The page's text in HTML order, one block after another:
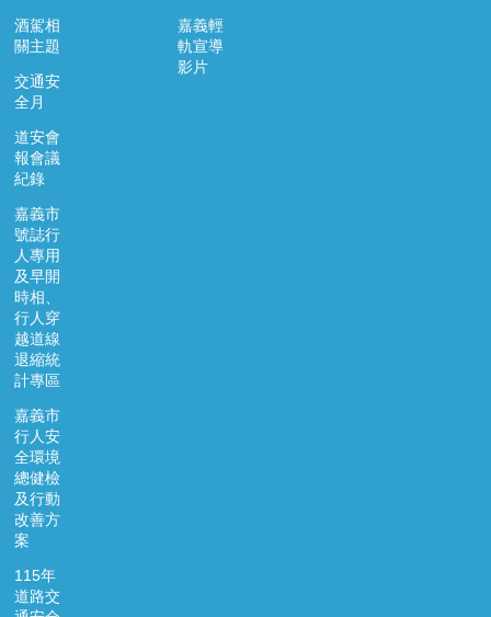
酒駕相
關主題
交通安
全月
道安會
報會議
紀錄
嘉義市
號誌行
人專用
及早開
時相、
行人穿
越道線
退縮統
計專區
嘉義市
行人安
全環境
總健檢
及行動
改善方
案
115年
道路交
嘉義輕
軌宣導
影片